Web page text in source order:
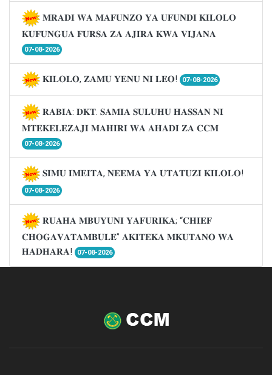
𝐌𝐑𝐀𝐃𝐈 𝐖𝐀 𝐌𝐀𝐅𝐔𝐍𝐙𝐎 𝐘𝐀 𝐔𝐅𝐔𝐍𝐃𝐈 𝐊𝐈𝐋𝐎𝐋𝐎
𝐊𝐔𝐅𝐔𝐍𝐆𝐔𝐀 𝐅𝐔𝐑𝐒𝐀 𝐙𝐀 𝐀𝐉𝐈𝐑𝐀 𝐊𝐖𝐀 𝐕𝐈𝐉𝐀𝐍𝐀
07-08-2026
𝐊𝐈𝐋𝐎𝐋𝐎, 𝐙𝐀𝐌𝐔 𝐘𝐄𝐍𝐔 𝐍𝐈 𝐋𝐄𝐎! 07-08-2026
𝐑𝐀𝐁𝐈𝐀: 𝐃𝐊𝐓. 𝐒𝐀𝐌𝐈𝐀 𝐒𝐔𝐋𝐔𝐇𝐔 𝐇𝐀𝐒𝐒𝐀𝐍 𝐍𝐈
𝐌𝐓𝐄𝐊𝐄𝐋𝐄𝐙𝐀𝐉𝐈 𝐌𝐀𝐇𝐈𝐑𝐈 𝐖𝐀 𝐀𝐇𝐀𝐃𝐈 𝐙𝐀 𝐂𝐂𝐌
07-08-2026
𝐒𝐈𝐌𝐔 𝐈𝐌𝐄𝐈𝐓𝐀, 𝐍𝐄𝐄𝐌𝐀 𝐘𝐀 𝐔𝐓𝐀𝐓𝐔𝐙𝐈 𝐊𝐈𝐋𝐎𝐋𝐎!
07-08-2026
𝐑𝐔𝐀𝐇𝐀 𝐌𝐁𝐔𝐘𝐔𝐍𝐈 𝐘𝐀𝐅𝐔𝐑𝐈𝐊𝐀; “𝐂𝐇𝐈𝐄𝐅
𝐂𝐇𝐎𝐆𝐀𝐕𝐀𝐓𝐀𝐌𝐁𝐔𝐋𝐄” 𝐀𝐊𝐈𝐓𝐄𝐊𝐀 𝐌𝐊𝐔𝐓𝐀𝐍𝐎 𝐖𝐀
𝐇𝐀𝐃𝐇𝐀𝐑𝐀!
07-08-2026